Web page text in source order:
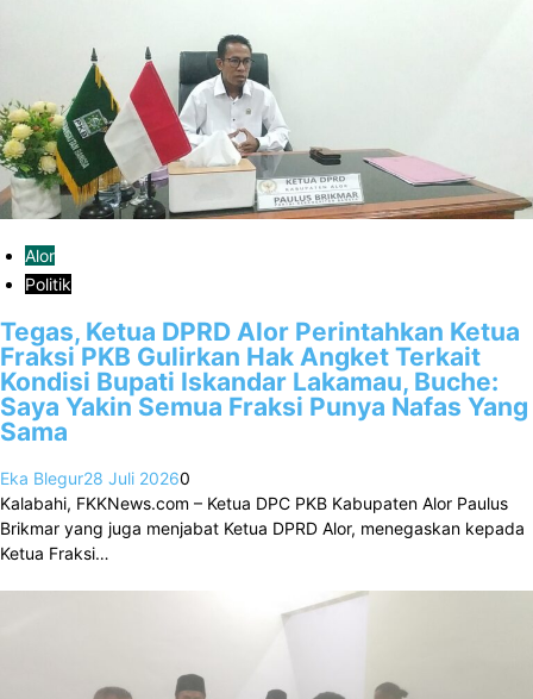
Alor
Politik
Tegas, Ketua DPRD Alor Perintahkan Ketua
Fraksi PKB Gulirkan Hak Angket Terkait
Kondisi Bupati Iskandar Lakamau, Buche:
Saya Yakin Semua Fraksi Punya Nafas Yang
Sama
Eka Blegur28 Juli 20260
Kalabahi, FKKNews.com – Ketua DPC PKB Kabupaten Alor Paulus
Brikmar yang juga menjabat Ketua DPRD Alor, menegaskan kepada
Ketua Fraksi…